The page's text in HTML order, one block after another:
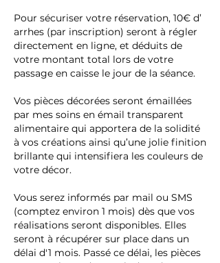
Pour sécuriser votre réservation, 10€ d’
arrhes (par inscription) seront à régler
directement en ligne, et déduits de
votre montant total lors de votre
passage en caisse le jour de la séance.
Vos pièces décorées seront émaillées
par mes soins en émail transparent
alimentaire qui apportera de la solidité
à vos créations ainsi qu’une jolie finition
brillante qui intensifiera les couleurs de
votre décor.
Vous serez informés par mail ou SMS
(comptez environ 1 mois) dès que vos
réalisations seront disponibles. Elles
seront à récupérer sur place dans un
délai d'1 mois. Passé ce délai, les pièces